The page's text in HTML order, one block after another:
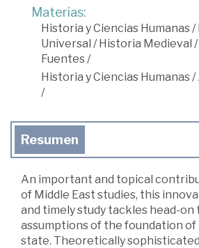
Materias:
Historia y Ciencias Humanas/
Universal /Historia Medieval /
Fuentes/
Historia y Ciencias Humanas/
/
Resumen
An important and topical
of Middle East studies, this
and timely study tackles head-on
assumptions of the foundation of
state. Theoretically